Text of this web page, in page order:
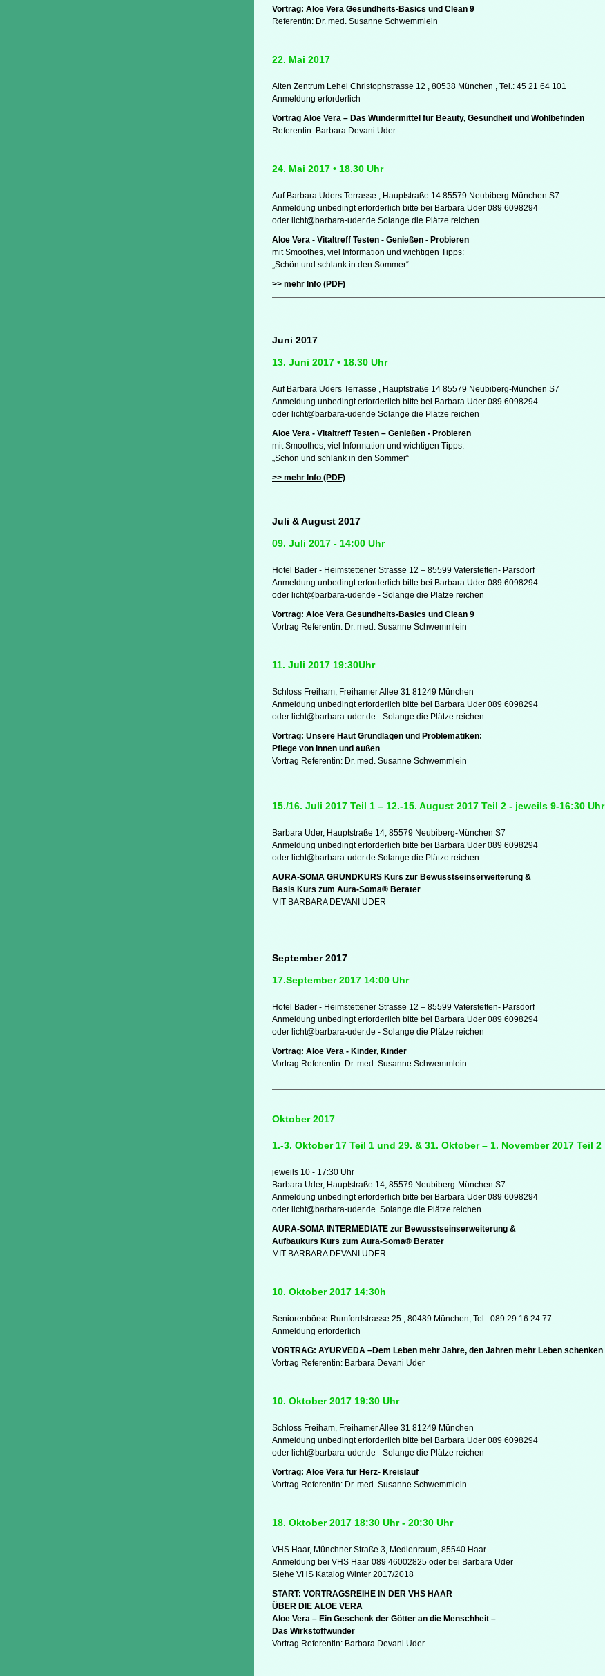
Vortrag: Aloe Vera Gesundheits-Basics und Clean 9
Referentin: Dr. med. Susanne Schwemmlein
22. Mai 2017
Alten Zentrum Lehel Christophstrasse 12 , 80538 München , Tel.: 45 21 64 101
Anmeldung erforderlich
Vortrag Aloe Vera – Das Wundermittel für Beauty, Gesundheit und Wohlbefinden
Referentin: Barbara Devani Uder
24. Mai 2017 • 18.30 Uhr
Auf Barbara Uders Terrasse , Hauptstraße 14 85579 Neubiberg-München S7
Anmeldung unbedingt erforderlich bitte bei Barbara Uder 089 6098294
oder licht@barbara-uder.de Solange die Plätze reichen
Aloe Vera - Vitaltreff Testen - Genießen - Probieren
mit Smoothes, viel Information und wichtigen Tipps:
„Schön und schlank in den Sommer“
>> mehr Info (PDF)
Juni 2017
13. Juni 2017 • 18.30 Uhr
Auf Barbara Uders Terrasse , Hauptstraße 14 85579 Neubiberg-München S7
Anmeldung unbedingt erforderlich bitte bei Barbara Uder 089 6098294
oder licht@barbara-uder.de Solange die Plätze reichen
Aloe Vera - Vitaltreff Testen – Genießen - Probieren
mit Smoothes, viel Information und wichtigen Tipps:
„Schön und schlank in den Sommer“
>> mehr Info (PDF)
Juli & August 2017
09. Juli 2017 - 14:00 Uhr
Hotel Bader - Heimstettener Strasse 12 – 85599 Vaterstetten- Parsdorf
Anmeldung unbedingt erforderlich bitte bei Barbara Uder 089 6098294
oder licht@barbara-uder.de - Solange die Plätze reichen
Vortrag: Aloe Vera Gesundheits-Basics und Clean 9
Vortrag Referentin: Dr. med. Susanne Schwemmlein
11. Juli 2017 19:30Uhr
Schloss Freiham, Freihamer Allee 31 81249 München
Anmeldung unbedingt erforderlich bitte bei Barbara Uder 089 6098294
oder licht@barbara-uder.de - Solange die Plätze reichen
Vortrag: Unsere Haut Grundlagen und Problematiken:
Pflege von innen und außen
Vortrag Referentin: Dr. med. Susanne Schwemmlein
15./16. Juli 2017 Teil 1 – 12.-15. August 2017 Teil 2 - jeweils 9-16:30 Uhr
Barbara Uder, Hauptstraße 14, 85579 Neubiberg-München S7
Anmeldung unbedingt erforderlich bitte bei Barbara Uder 089 6098294
oder licht@barbara-uder.de Solange die Plätze reichen
AURA-SOMA GRUNDKURS Kurs zur Bewusstseinserweiterung &
Basis Kurs zum Aura-Soma® Berater
MIT BARBARA DEVANI UDER
September 2017
17.September 2017 14:00 Uhr
Hotel Bader - Heimstettener Strasse 12 – 85599 Vaterstetten- Parsdorf
Anmeldung unbedingt erforderlich bitte bei Barbara Uder 089 6098294
oder licht@barbara-uder.de - Solange die Plätze reichen
Vortrag: Aloe Vera - Kinder, Kinder
Vortrag Referentin: Dr. med. Susanne Schwemmlein
Oktober 2017
1.-3. Oktober 17 Teil 1 und 29. & 31. Oktober – 1. November 2017 Teil 2
jeweils 10 - 17:30 Uhr
Barbara Uder, Hauptstraße 14, 85579 Neubiberg-München S7
Anmeldung unbedingt erforderlich bitte bei Barbara Uder 089 6098294
oder licht@barbara-uder.de .Solange die Plätze reichen
AURA-SOMA INTERMEDIATE zur Bewusstseinserweiterung &
Aufbaukurs Kurs zum Aura-Soma® Berater
MIT BARBARA DEVANI UDER
10. Oktober 2017 14:30h
Seniorenbörse Rumfordstrasse 25 , 80489 München, Tel.: 089 29 16 24 77
Anmeldung erforderlich
VORTRAG: AYURVEDA –Dem Leben mehr Jahre, den Jahren mehr Leben schenken
Vortrag Referentin: Barbara Devani Uder
10. Oktober 2017 19:30 Uhr
Schloss Freiham, Freihamer Allee 31 81249 München
Anmeldung unbedingt erforderlich bitte bei Barbara Uder 089 6098294
oder licht@barbara-uder.de - Solange die Plätze reichen
Vortrag: Aloe Vera für Herz- Kreislauf
Vortrag Referentin: Dr. med. Susanne Schwemmlein
18. Oktober 2017 18:30 Uhr - 20:30 Uhr
VHS Haar, Münchner Straße 3, Medienraum, 85540 Haar
Anmeldung bei VHS Haar 089 46002825 oder bei Barbara Uder
Siehe VHS Katalog Winter 2017/2018
START: VORTRAGSREIHE IN DER VHS HAAR
ÜBER DIE ALOE VERA
Aloe Vera – Ein Geschenk der Götter an die Menschheit –
Das Wirkstoffwunder
Vortrag Referentin: Barbara Devani Uder